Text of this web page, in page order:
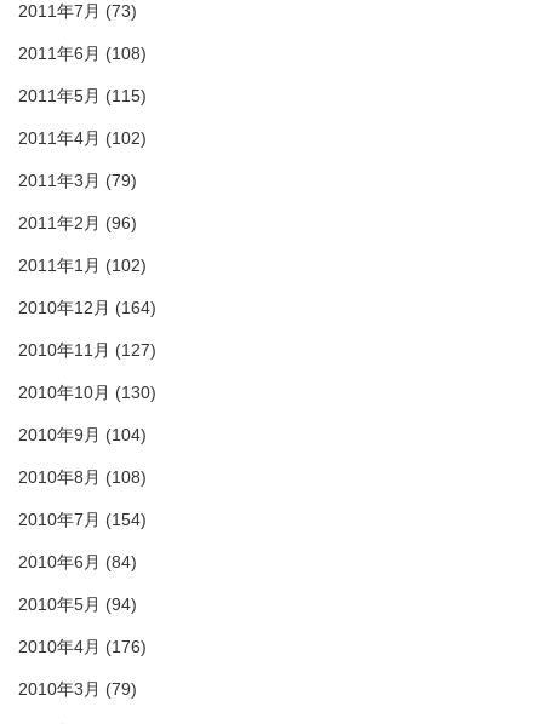
2011年7月 (73)
2011年6月 (108)
2011年5月 (115)
2011年4月 (102)
2011年3月 (79)
2011年2月 (96)
2011年1月 (102)
2010年12月 (164)
2010年11月 (127)
2010年10月 (130)
2010年9月 (104)
2010年8月 (108)
2010年7月 (154)
2010年6月 (84)
2010年5月 (94)
2010年4月 (176)
2010年3月 (79)